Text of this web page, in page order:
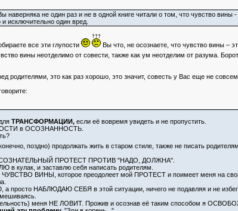
наверняка не один раз и не в одной книге читали о том, что чувство
исключительно один вред.
все эти глупости
Вы что, не осознаете, что чувство вины –
вины неотделимо от совести, также как ум неотделим от разума.
родителями, это как раз хорошо, это значит, совесть у Вас еще не совсем
ТРАНСФОРМАЦИИ,если её вовремя увидеть и не пропустить.
в ОСОЗНАННОСТЬ.
поздно) продолжать жить в старом стиле, также не писать
ПРОТЕСТ ПРОТИВ "НАДО, ДОЛЖНА".
в кулак, и заставлю себя написать родителям.
ЧУВСТВО ВИНЫ, которое преодолеет мой ПРОТЕСТ и поимеет меня на
а просто НАБЛЮДАЮ СЕБЯ в этой ситуации, ничего не подавляя и не
меня НЕ ЛОВИТ. Прожив и осознав её таким способом я